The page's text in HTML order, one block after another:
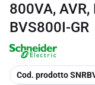
800VA, AVR,
BVS800I-GR
copia
Cod. prodotto